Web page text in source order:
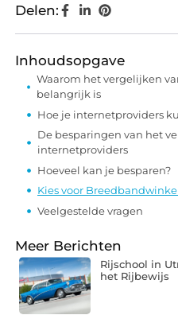
Delen:
Inhoudsopgave
Waarom het vergelijken
belangrijk is
Hoe je internetproviders
De besparingen van het
internetproviders
Hoeveel kan je besparen?
Kies voor
Veelgestelde vragen
Meer Berichten
Rijschool in
het Rijbewijs